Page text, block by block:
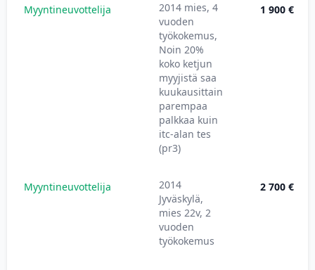
Myyntineuvottelija
2014 mies, 4
vuoden
työkokemus,
Noin 20%
koko ketjun
myyjistä saa
kuukausittain
parempaa
palkkaa kuin
itc-alan tes
(pr3)
1 900 €
Myyntineuvottelija
2014
Jyväskylä,
mies 22v, 2
vuoden
työkokemus
2 700 €